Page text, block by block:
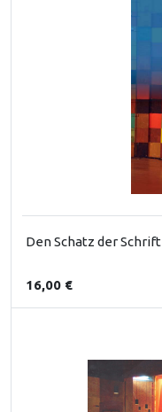
Den Schatz der
16,00 €